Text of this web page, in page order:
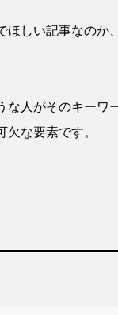
ほしい記事なのか
な人がそのキーワ
な要素です。